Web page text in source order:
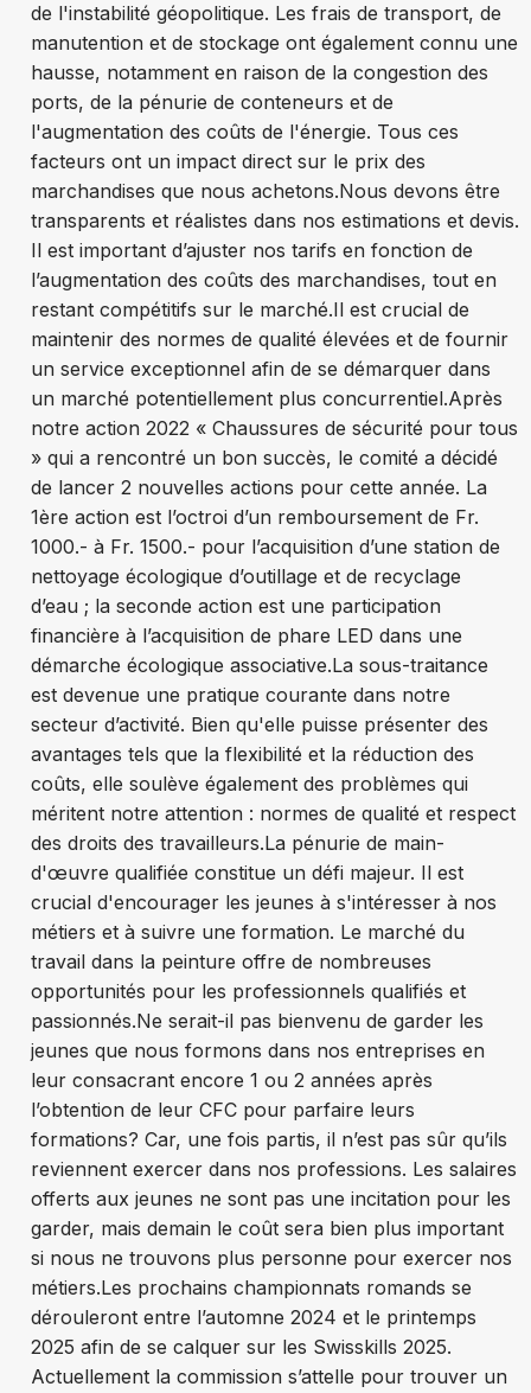
de l'instabilité géopolitique. Les frais de transport, de
manutention et de stockage ont également connu une
hausse, notamment en raison de la congestion des
ports, de la pénurie de conteneurs et de
l'augmentation des coûts de l'énergie. Tous ces
facteurs ont un impact direct sur le prix des
marchandises que nous achetons.Nous devons être
transparents et réalistes dans nos estimations et devis.
Il est important d’ajuster nos tarifs en fonction de
l’augmentation des coûts des marchandises, tout en
restant compétitifs sur le marché.Il est crucial de
maintenir des normes de qualité élevées et de fournir
un service exceptionnel afin de se démarquer dans
un marché potentiellement plus concurrentiel.Après
notre action 2022 « Chaussures de sécurité pour tous
» qui a rencontré un bon succès, le comité a décidé
de lancer 2 nouvelles actions pour cette année. La
1ère action est l’octroi d’un remboursement de Fr.
1000.- à Fr. 1500.- pour l’acquisition d’une station de
nettoyage écologique d’outillage et de recyclage
d’eau ; la seconde action est une participation
financière à l’acquisition de phare LED dans une
démarche écologique associative.La sous-traitance
est devenue une pratique courante dans notre
secteur d’activité. Bien qu'elle puisse présenter des
avantages tels que la flexibilité et la réduction des
coûts, elle soulève également des problèmes qui
méritent notre attention : normes de qualité et respect
des droits des travailleurs.La pénurie de main-
d'œuvre qualifiée constitue un défi majeur. Il est
crucial d'encourager les jeunes à s'intéresser à nos
métiers et à suivre une formation. Le marché du
travail dans la peinture offre de nombreuses
opportunités pour les professionnels qualifiés et
passionnés.Ne serait-il pas bienvenu de garder les
jeunes que nous formons dans nos entreprises en
leur consacrant encore 1 ou 2 années après
l’obtention de leur CFC pour parfaire leurs
formations? Car, une fois partis, il n’est pas sûr qu’ils
reviennent exercer dans nos professions. Les salaires
offerts aux jeunes ne sont pas une incitation pour les
garder, mais demain le coût sera bien plus important
si nous ne trouvons plus personne pour exercer nos
métiers.Les prochains championnats romands se
dérouleront entre l’automne 2024 et le printemps
2025 afin de se calquer sur les Swisskills 2025.
Actuellement la commission s’attelle pour trouver un